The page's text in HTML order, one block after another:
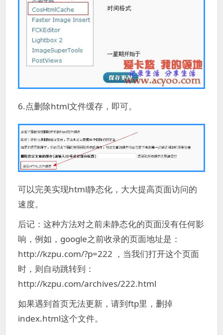
6.点删除html文件缓存，即可。
可以完美实现html静态化，大大提高页面访问的
速度。
后记：这种方法对之前未静态化的页面没有任何影
响，例如，google之前收录的页面地址是：
http://kzpu.com/?p=222 ，当我们打开这个页面
时，则自动跳转到：
http://kzpu.com/archives/222.html
如果遇到首页无法更新，请到ftp里，删掉
index.html这个文件。